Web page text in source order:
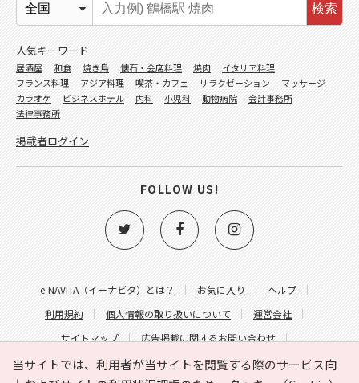
当サイトでは、利用者が当サイトを閲覧する際のサービス向
e-NAVITA（イーナビタ）とは？ お気に入り
ヘルプ
利用規約
個人情報の取り扱いについて
運営会社
サイトマップ
広告掲載に関するお問い合わせ
サイトの内容に関するお問い合わせ
検索
人気キーワード
居酒屋 和食 焼き鳥 懐石・会席料理 焼肉
イタリア料理
フランス料理
アジア料理 喫茶・カフェ リラクゼーション
マッサージ
カラオケ
ビジネスホテル 内科 小児科 動物病院
会計事務所
法律事務所
掲載者ログイン
FOLLOW US!